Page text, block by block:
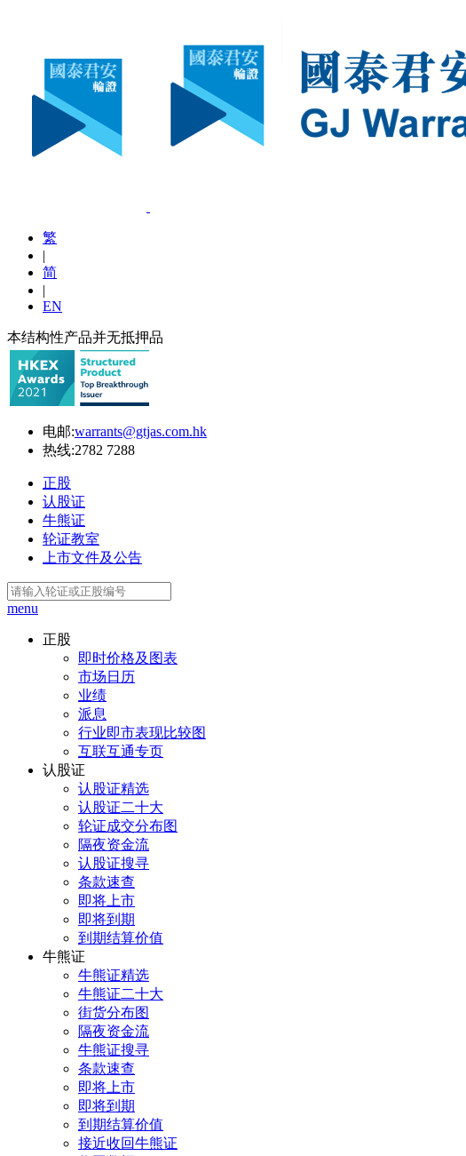
繁
|
简
|
EN
本结构性产品并无抵押品
电邮:warrants@gtjas.com.hk
热线:2782 7288
正股
认股证
牛熊证
轮证教室
上市文件及公告
menu
正股
即时价格及图表
市场日历
业绩
派息
行业即市表现比较图
互联互通专页
认股证
认股证精选
认股证二十大
轮证成交分布图
隔夜资金流
认股证搜寻
条款速查
即将上市
即将到期
到期结算价值
牛熊证
牛熊证精选
牛熊证二十大
街货分布图
隔夜资金流
牛熊证搜寻
条款速查
即将上市
即将到期
到期结算价值
接近收回牛熊证